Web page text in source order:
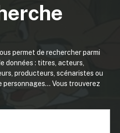
permet de rechercher parmi
données : titres, acteurs,
producteurs, scénaristes ou
personnages... Vous trouverez